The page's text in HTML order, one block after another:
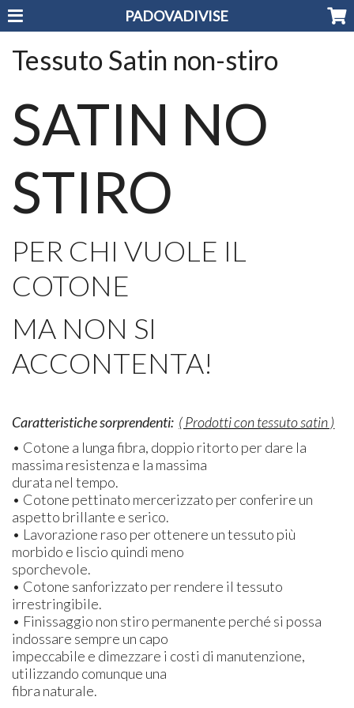
PADOVADIVISE
Tessuto Satin non-stiro
SATIN NO
STIRO
PER CHI VUOLE IL
COTONE
MA NON SI
ACCONTENTA!
Caratteristiche sorprendenti: ( Prodotti con tessuto satin )
• Cotone a lunga fibra, doppio ritorto per dare la
massima resistenza e la massima
durata nel tempo.
• Cotone pettinato mercerizzato per conferire un
aspetto brillante e serico.
• Lavorazione raso per ottenere un tessuto più
morbido e liscio quindi meno
sporchevole.
• Cotone sanforizzato per rendere il tessuto
irrestringibile.
• Finissaggio non stiro permanente perché si possa
indossare sempre un capo
impeccabile e dimezzare i costi di manutenzione,
utilizzando comunque una
fibra naturale.